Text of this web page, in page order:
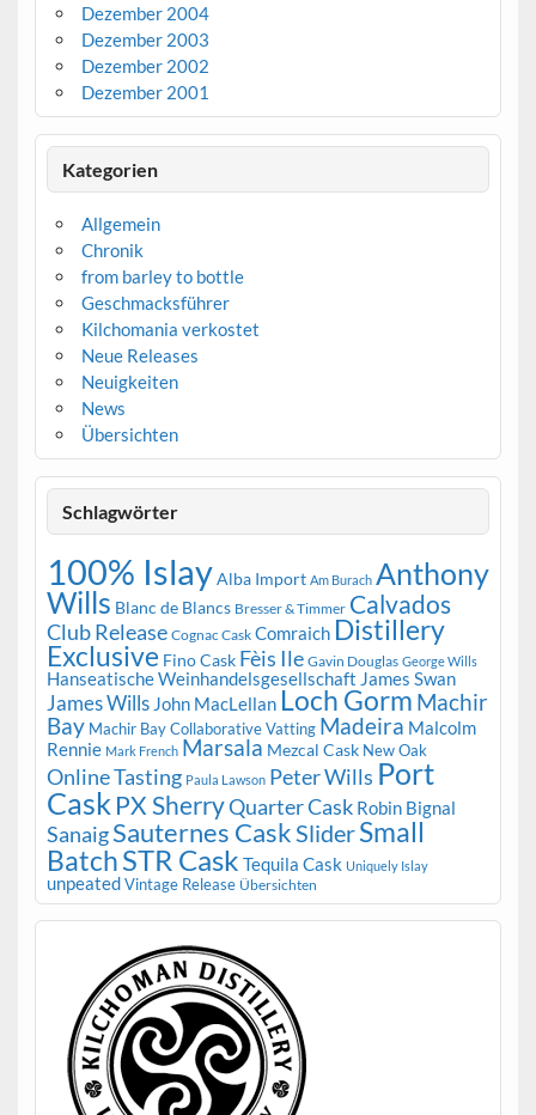
Dezember 2004
Dezember 2003
Dezember 2002
Dezember 2001
Kategorien
Allgemein
Chronik
from barley to bottle
Geschmacksführer
Kilchomania verkostet
Neue Releases
Neuigkeiten
News
Übersichten
Schlagwörter
100% IslayAlba Import Am Burach Anthony
Wills Blanc de Blancs Bresser & Timmer Calvados
Club Release Cognac Cask Comraich Distillery
Exclusive Fino Cask Fèis Ile Gavin Douglas George Wills
Hanseatische Weinhandelsgesellschaft James Swan
James Wills John MacLellan Loch Gorm Machir
Bay Machir Bay Collaborative Vatting Madeira Malcolm
Rennie Mark French Marsala Mezcal Cask New Oak
Online Tasting Paula Lawson Peter Wills Port
Cask PX SherryQuarter Cask Robin Bignal
SanaigSauternes Cask SliderSmall
BatchSTR Cask Tequila Cask Uniquely Islay
unpeatedVintage Release Übersichten